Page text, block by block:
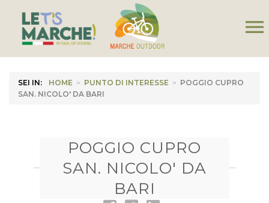
menu
SEI IN: HOME > PUNTO DI INTERESSE > POGGIO CUPRO
SAN. NICOLO' DA BARI
POGGIO CUPRO
SAN. NICOLO' DA
BARI